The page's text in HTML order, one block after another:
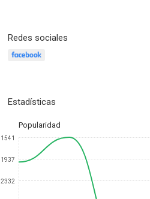
Redes sociales
Estadísticas
Popularidad
1541
1937
2332